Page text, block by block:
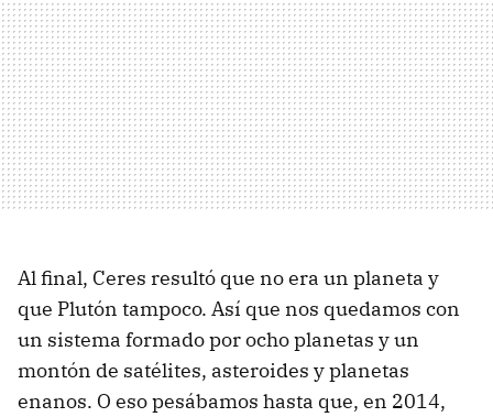
Al final, Ceres resultó que no era un planeta y
que Plutón tampoco. Así que nos quedamos con
un sistema formado por ocho planetas y un
montón de satélites, asteroides y planetas
enanos. O eso pesábamos hasta que, en 2014,